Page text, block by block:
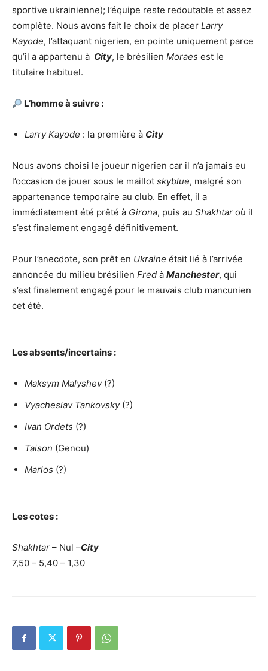
sportive ukrainienne); l’équipe reste redoutable et assez
complète. Nous avons fait le choix de placer Larry
Kayode, l’attaquant nigerien, en pointe uniquement parce
qu’il a appartenu à City, le brésilien Moraes est le
titulaire habituel.
L’homme à suivre :
Larry Kayode : la première à City
Nous avons choisi le joueur nigerien car il n’a jamais eu
l’occasion de jouer sous le maillot skyblue, malgré son
appartenance temporaire au club. En effet, il a
immédiatement été prêté à Girona, puis au Shakhtar où il
s’est finalement engagé définitivement.
Pour l’anecdote, son prêt en Ukraine était lié à l’arrivée
annoncée du milieu brésilien Fred à Manchester, qui
s’est finalement engagé pour le mauvais club mancunien
cet été.
Les absents/incertains :
Maksym Malyshev (?)
Vyacheslav Tankovsky (?)
Ivan Ordets (?)
Taison (Genou)
Marlos (?)
Les cotes :
Shakhtar – Nul –City
7,50 – 5,40 – 1,30